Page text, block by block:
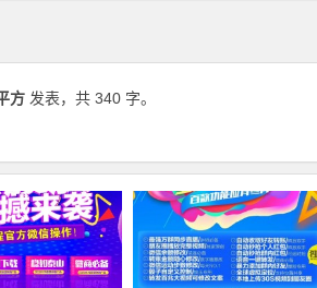
方 发表，共 340 字。